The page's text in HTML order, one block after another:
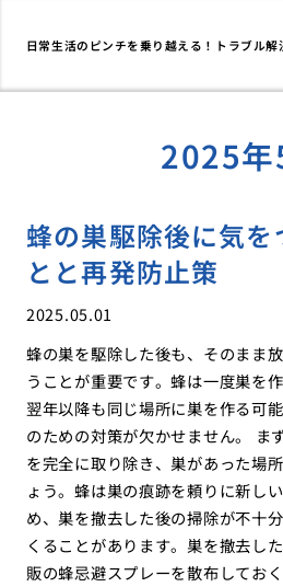
日常生活のピンチを乗り越える！トラブル解
2025年
蜂の巣駆除後に気を
とと再発防止策
2025.05.01
蜂の巣を駆除した後も、そのまま
うことが重要です。蜂は一度巣を
翌年以降も同じ場所に巣を作る可
のための対策が欠かせません。 ま
を完全に取り除き、巣があった場
ょう。蜂は巣の痕跡を頼りに新し
め、巣を撤去した後の掃除が不十
くることがあります。巣を撤去し
販の蜂忌避スプレーを散布してお